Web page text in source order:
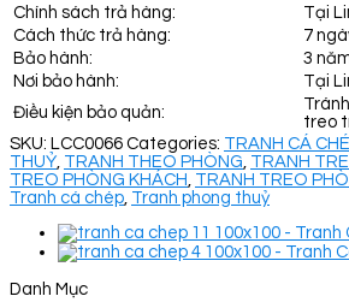
Chính sách trả hàng:
Tại
Cách thức trả hàng:
7
Bảo hành:
3
Nơi bảo hành:
Tại
Điều kiện bảo quản:
treo
SKU: LCC0066 Categories: TRANH CÁ
THUỶ TRANH THEO PHÒNG TRANH
TREO PHÒNG KHÁCH TRANH TREO
Tranh cá chép Tranh phong thuỷ
Danh Mục